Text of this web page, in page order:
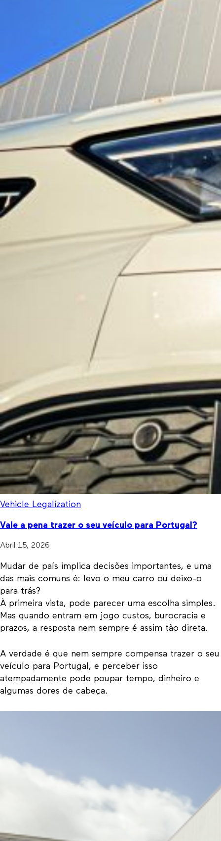
Vehicle Legalization
Vale a pena trazer o seu veículo para Portugal?
Abril 15, 2026
Mudar de país implica decisões importantes, e uma
das mais comuns é: levo o meu carro ou deixo-o
para trás?
À primeira vista, pode parecer uma escolha simples.
Mas quando entram em jogo custos, burocracia e
prazos, a resposta nem sempre é assim tão direta.
A verdade é que nem sempre compensa trazer o seu
veículo para Portugal, e perceber isso
atempadamente pode poupar tempo, dinheiro e
algumas dores de cabeça.